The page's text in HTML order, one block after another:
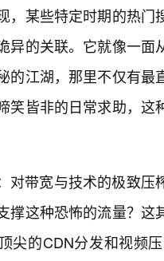
，某些特定时期的热
异的关联。它就像一
的江湖，那里不仅有
笑皆非的日常求助，
对带宽与技术的极致压
撑这种恐怖的流量？
尖的CDN分发和视频